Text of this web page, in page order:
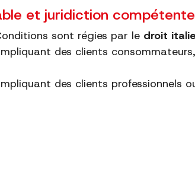
et juridiction compétente
sont régies par le droit
des clients
des clients professionnels